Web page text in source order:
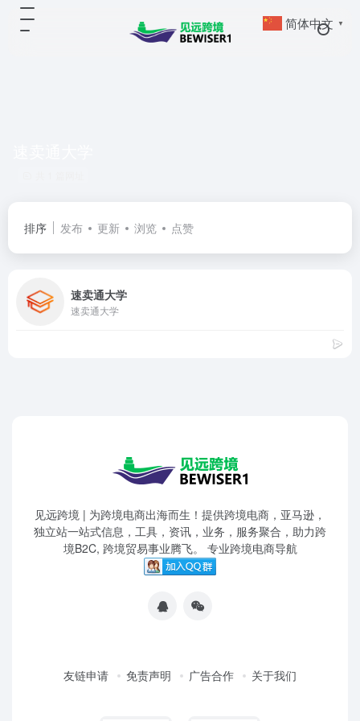
排序 发布 更新 浏览 点赞
速卖通大学
速卖通大学
见远跨境 | 为跨境电商出海而生！提供跨境电商，亚马逊，
独立站一站式信息，工具，资讯，业务，服务聚合，助力跨
境B2C, 跨境贸易事业腾飞。 专业跨境电商导航
友链申请 免责声明 广告合作 关于我们
简体中文 ▼